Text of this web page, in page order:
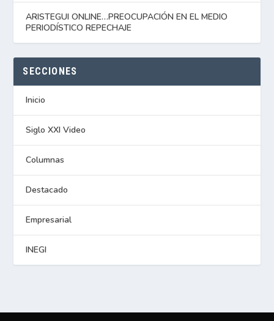
ARISTEGUI ONLINE…PREOCUPACIÓN EN EL MEDIO
PERIODÍSTICO REPECHAJE
SECCIONES
Inicio
Siglo XXI Video
Columnas
Destacado
Empresarial
INEGI